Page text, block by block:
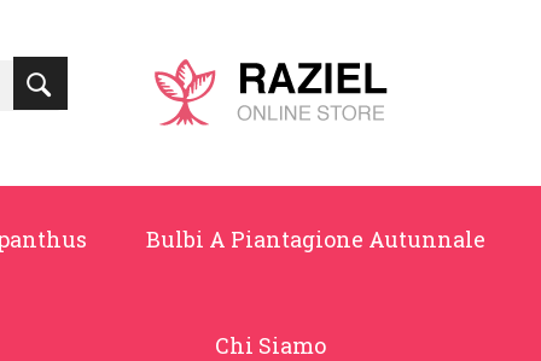
Bulbi A Piantagione Autunnale
Chi Siamo